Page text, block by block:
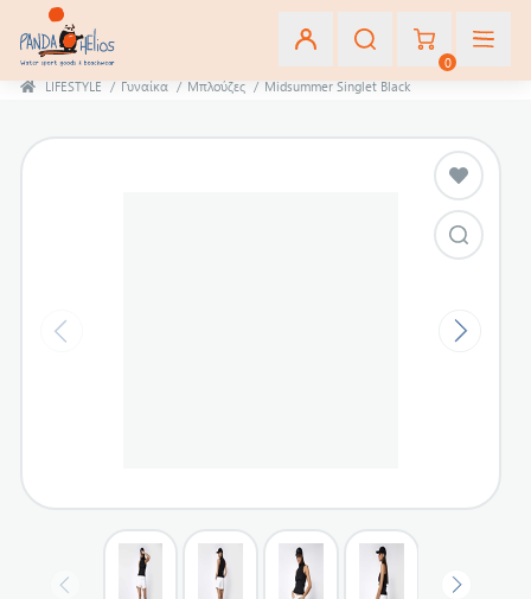
0
LIFESTYLE / Γυναίκα / Μπλούζες / Midsummer Singlet Black